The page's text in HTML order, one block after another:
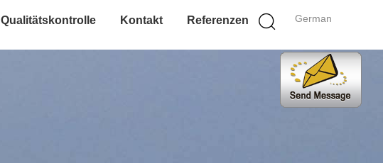
German
Qualitätskontrolle Kontakt Referenzen